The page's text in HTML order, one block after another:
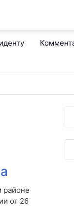
районе
от 26